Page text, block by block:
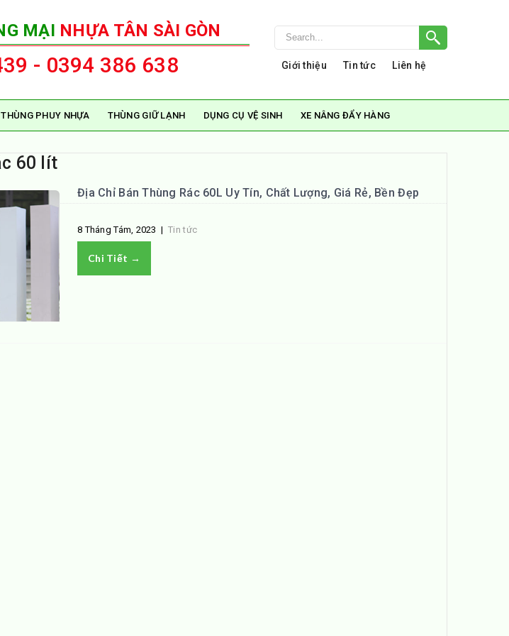
MẠI NHỰA TÂN SÀI GÒN
- 0394 386 638 Giới thiệu Tin tức Liên hệ
THÙNG PHUY NHỰA THÙNG GIỮ LẠNH DỤNG CỤ VỆ SINH XE NÂNG ĐẨY HÀNG
60 lít
Địa Chỉ Bán Thùng Rác 60L Uy Tín, Chất Lượng, Giá Rẻ, Bền Đẹp
8 Tháng Tám, 2023 |Tin tức
Chi Tiết →